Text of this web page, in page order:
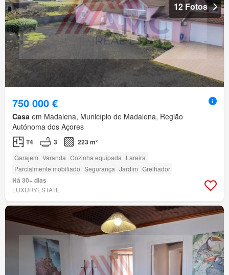
12 Fotos
750 000 €
Casa em Madalena, Município de Madalena, Região
Autónoma dos Açores
T4 3 223 m²
Garajem Varanda Cozinha equipada Lareira
Parcialmente mobiliado Segurança Jardim Grelhador
Há 30+ dias
LUXURYESTATE